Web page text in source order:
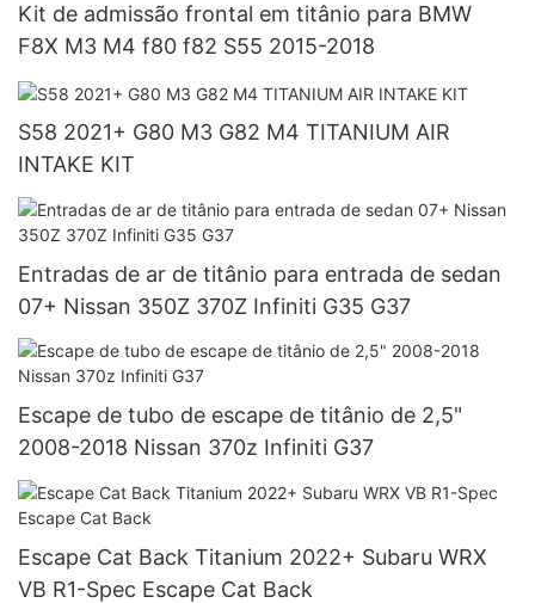
Kit de admissão frontal em titânio para BMW
F8X M3 M4 f80 f82 S55 2015-2018
S58 2021+ G80 M3 G82 M4 TITANIUM AIR
INTAKE KIT
Entradas de ar de titânio para entrada de sedan
07+ Nissan 350Z 370Z Infiniti G35 G37
Escape de tubo de escape de titânio de 2,5"
2008-2018 Nissan 370z Infiniti G37
Escape Cat Back Titanium 2022+ Subaru WRX
VB R1-Spec Escape Cat Back